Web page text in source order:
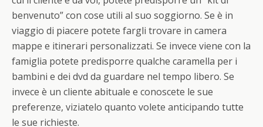
benvenuto” con cose utili al suo soggiorno. Se è in
viaggio di piacere potete fargli trovare in camera
mappe e itinerari personalizzati. Se invece viene con la
famiglia potete predisporre qualche caramella per i
bambini e dei dvd da guardare nel tempo libero. Se
invece è un cliente abituale e conoscete le sue
preferenze, viziatelo quanto volete anticipando tutte
le sue richieste.